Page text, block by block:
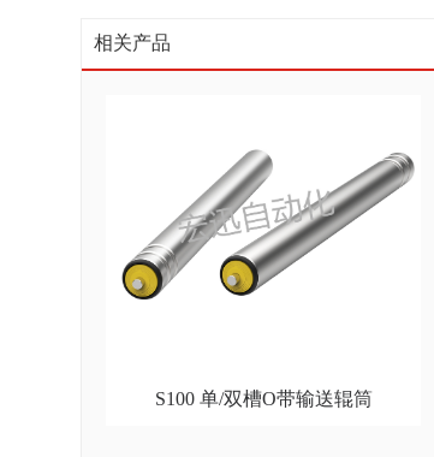
相关产品
S100 单/双槽O带输送辊筒